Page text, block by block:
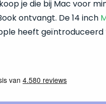
je die bij Mac voor
ontvangt. De 14 inch
heeft geïntroduceerd